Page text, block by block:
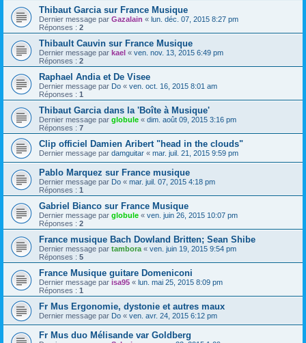
Thibaut Garcia sur France Musique
Dernier message par Gazalain « lun. déc. 07, 2015 8:27 pm
Réponses : 2
Thibault Cauvin sur France Musique
Dernier message par kael « ven. nov. 13, 2015 6:49 pm
Réponses : 2
Raphael Andia et De Visee
Dernier message par Do « ven. oct. 16, 2015 8:01 am
Réponses : 1
Thibaut Garcia dans la 'Boîte à Musique'
Dernier message par globule « dim. août 09, 2015 3:16 pm
Réponses : 7
Clip officiel Damien Aribert "head in the clouds"
Dernier message par damguitar « mar. juil. 21, 2015 9:59 pm
Pablo Marquez sur France musique
Dernier message par Do « mar. juil. 07, 2015 4:18 pm
Réponses : 1
Gabriel Bianco sur France Musique
Dernier message par globule « ven. juin 26, 2015 10:07 pm
Réponses : 2
France musique Bach Dowland Britten; Sean Shibe
Dernier message par tambora « ven. juin 19, 2015 9:54 pm
Réponses : 5
France Musique guitare Domeniconi
Dernier message par isa95 « lun. mai 25, 2015 8:09 pm
Réponses : 1
Fr Mus Ergonomie, dystonie et autres maux
Dernier message par Do « ven. avr. 24, 2015 6:12 pm
Fr Mus duo Mélisande var Goldberg